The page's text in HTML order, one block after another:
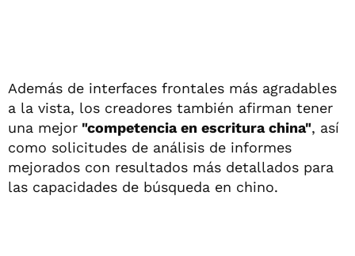
Además de interfaces frontales más agradables
a la vista, los creadores también afirman tener
una mejor "competencia en escritura china", así
como solicitudes de análisis de informes
mejorados con resultados más detallados para
las capacidades de búsqueda en chino.